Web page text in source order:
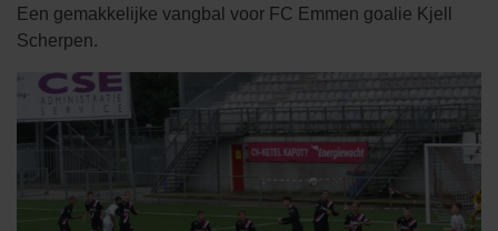
Een gemakkelijke vangbal voor FC Emmen goalie Kjell
Scherpen.